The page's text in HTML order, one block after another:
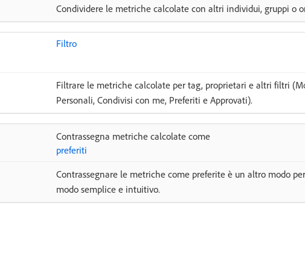
Condividere le metriche calcolate con altri individui, gruppi o
Filtro
Filtrare le metriche calcolate per tag, proprietari e altri filtri
Personali, Condivisi con me, Preferiti e Approvati).
Contrassegna metriche calcolate come
preferiti
Contrassegnare le metriche come preferite è un altro modo
modo semplice e intuitivo.